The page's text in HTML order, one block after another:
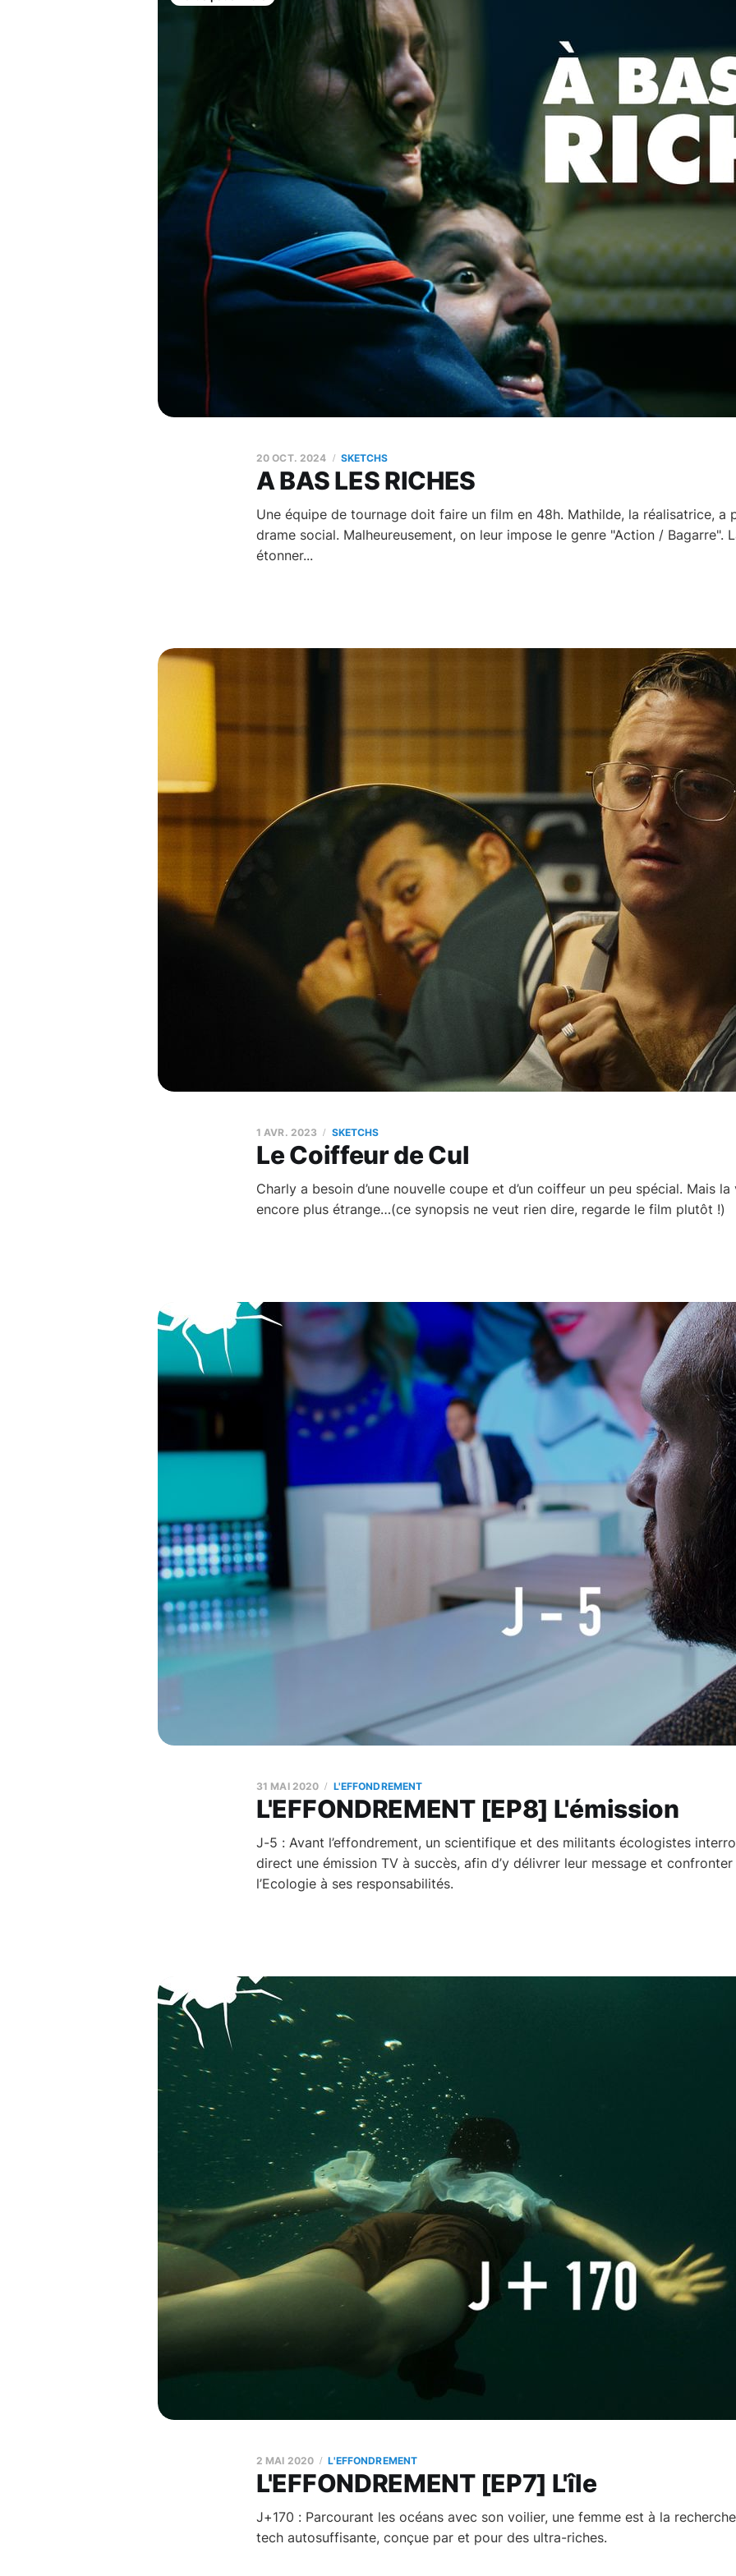
A BAS LES RICHES
20 OCT. 2024 SKETCHS
Une équipe de tournage doit faire un film en 48h. Mathilde, la réalisatrice, a
drame social. Malheureusement, on leur impose le genre "Action / Bagarre".
étonner...
Le Coiffeur de Cul
1 AVR. 2023 SKETCHS
Charly a besoin d’une nouvelle coupe et d’un coiffeur un peu spécial. Mais
encore plus étrange…(ce synopsis ne veut rien dire, regarde le film plutôt !)
L'EFFONDREMENT [EP8] L'émission
31 MAI 2020 L'EFFONDREMENT
J-5 : Avant l’effondrement, un scientifique et des militants écologistes
direct une émission TV à succès, afin d’y délivrer leur message et
l’Ecologie à ses responsabilités.
L'EFFONDREMENT [EP7] L'île
2 MAI 2020 L'EFFONDREMENT
J+170 : Parcourant les océans avec son voilier, une femme est à la
tech autosuffisante, conçue par et pour des ultra-riches.